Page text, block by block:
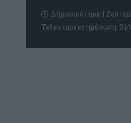
Τελευταία ενημέρωση:
Δημοσιεύτηκε 1